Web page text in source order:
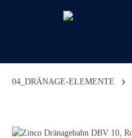
04_DRÄNAGE-ELEMENTE